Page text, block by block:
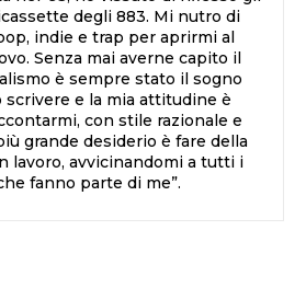
degli 883. Mi nutro di
indie e trap per aprirmi al
Senza mai averne capito il
è sempre stato il sogno
scrivere e la mia attitudine è
con stile razionale e
grande desiderio è fare della
lavoro, avvicinandomi a tutti i
fanno parte di me”.